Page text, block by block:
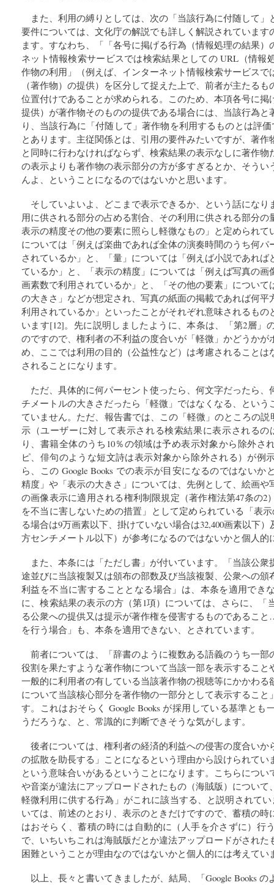
また、利用の縛りとしては、次の「当該行為に付随して
要件については、文化庁の解説でも詳しく解説されています
ます。すなわち、「「各号に掲げる行為（情報処理の結果
ネット情報検索サービスでは検索結果としての URL（情報
作物の利用」（例えば、インターネット情報検索サービスで
（著作物）の提供）を区分して捉えた上で、前者が主たる
位置付けであることが求められる。このため、本項各号に掲
提供）が著作物そのものの提供である場合には、当該行為と
り、当該行為に「付随して」著作物を利用するものとは評
とあります。主従関係とは、引用の要件みたいですが、著
と同時に行わなければならず、検索結果の表示なしに著作
の表示よりも著作物の表示部分の方が多すぎるとか、そうい
んよ、ということになるのではないかと思います。
そしていよいよ、どこまで表示できるか、という話にな
用に供される部分の占める割合、その利用に供される部分
表示の精度その他の要素に照らし軽微なもの」と定められて
については「例えば楽曲であれば全体の演奏時間のうち何
されているか」と、「量」については「例えば小説であれ
ているか」と、「表示の精度」については「例えば写真の画
画素数で利用されているか」と、「その他の要素」につい
の大きさ」などが想定され、写真の紙面の掲載であれば何平
利用されているか」といったことがそれぞれ意味されるもの
います[12]。先に説明しましたように、本条は、「第2層」
のですので、権利者の不利益の度合いが「軽微」かどうかが
め、ここでは利用の目的（公益性など）は考慮されることは
されることになります。
ただ、具体的に何パーセント使ったら、何文字だったら
チメートルの大きさだったら「軽微」ではなくなる、という
ていません。ただ、報告書では、この「軽微」のところの説
示（ユーザーに対して表示される検索結果に表示されるの
り、書籍全体のうち10％の領域は予め表示対象から除外さ
ピ、俳句のような短文詩は表示対象から除外される）が例
ら、この Google Books での表示が目安になるのではないか
精度」や「表示の大きさ」については、先例として、絵画や
の画像表示に適用される権利制限規定（著作権法第47条の2
を不当に害しないための措置」として定められている「表
る場合は9万画素以下、掛けていない場合は32,400画素以下
方センチメートル以下）が参考になるのではないかと個人的
また、本条には「ただし書」が付いています。「当該公
途並びに当該複製又は頒布の部数及び当該複製、公衆への頒
利益を不当に害することとなる場合」は、本条を適用でき
に、検索結果の表示の方（第1項）については、さらに、「
る公衆への提供又は提示が著作権を侵害するものであるこ
を行う場合」も、本条を適用できない、とされています。
前者については、「辞書のように複数ある語義のうち一部
役割を果たすような著作物について当該一部を表示すること
一般的に利用者の有している当該著作物の視聴等にかかわる
について当該核心部分を著作物の一部分として表示するこ
す。これはおそらく Google Books が採用している基準とも
うだろうな、と、常識的に判断できそうな気がします。
後者については、権利者の経済的利益への侵害の度合いか
の拡散を助長する」ことになるという理由から設けられてい
という意味合いがあるということになります。こちらにつ
や音楽が違法にアップロードされたもの（海賊版）について
軽微利用に供する行為」がこれに該当する、と説明されて
いては、前述のとおり、表示のときだけですので、蓄積の
はおそらく、蓄積の時には自動的に（人手を介さずに）行
で、いちいちこれは海賊版だとか違法アップロードがされ
困難ということが理由なのではないかと個人的には考えてい
以上、長々と書いてきましたが、結局、「Google Books